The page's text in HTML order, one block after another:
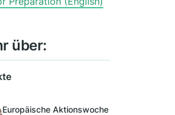
über:
Europäische Aktionswoche